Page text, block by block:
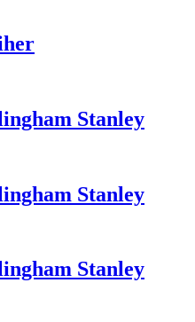
Stanley
Stanley
Stanley